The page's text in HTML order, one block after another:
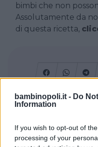
bambinopoli.it - Do
Information
If you wish to opt-out of
processing of your
bimbi che non
Assolutamente da
di questa ricetta,